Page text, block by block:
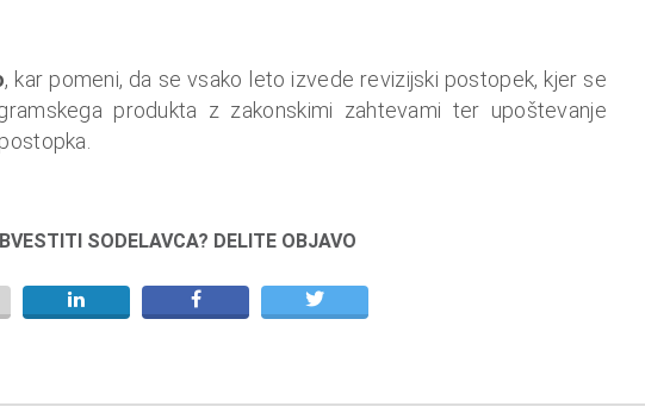
, kar pomeni, da se vsako leto izvede revizijski postopek, kjer se
produkta z zakonskimi zahtevami ter upoštevanje
SODELAVCA? DELITE OBJAVO